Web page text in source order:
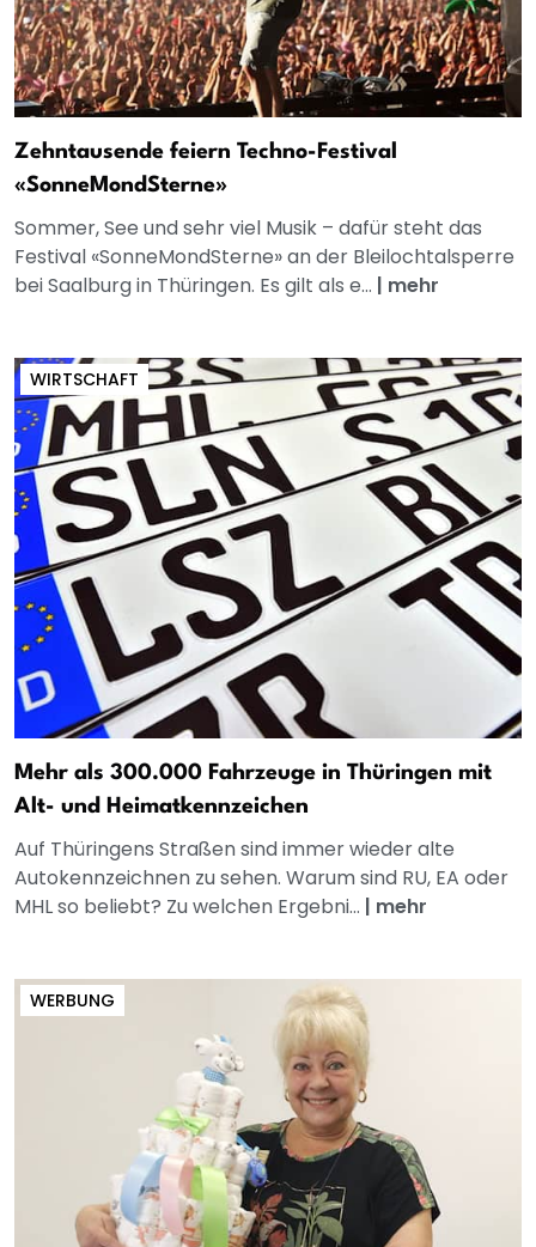
Zehntausende feiern Techno-Festival
«SonneMondSterne»
Sommer, See und sehr viel Musik – dafür steht das
Festival «SonneMondSterne» an der Bleilochtalsperre
bei Saalburg in Thüringen. Es gilt als e... | mehr
WIRTSCHAFT
Mehr als 300.000 Fahrzeuge in Thüringen mit
Alt- und Heimatkennzeichen
Auf Thüringens Straßen sind immer wieder alte
Autokennzeichnen zu sehen. Warum sind RU, EA oder
MHL so beliebt? Zu welchen Ergebni... | mehr
WERBUNG